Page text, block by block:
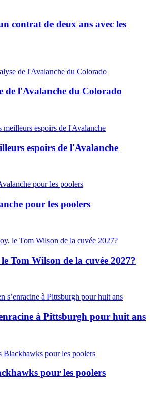
contrat de deux ans avec les
de l'Avalanche du Colorado
espoirs de l'Avalanche
pour les poolers
Tom Wilson de la cuvée 2027?
à Pittsburgh pour huit ans
pour les poolers